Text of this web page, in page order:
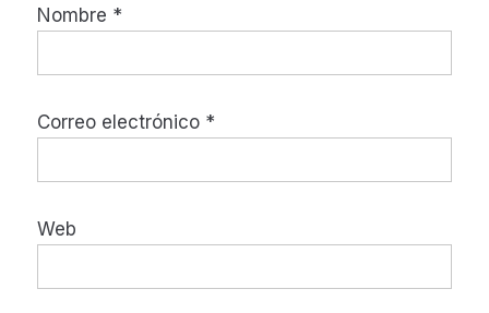
Nombre *
Correo electrónico *
Web